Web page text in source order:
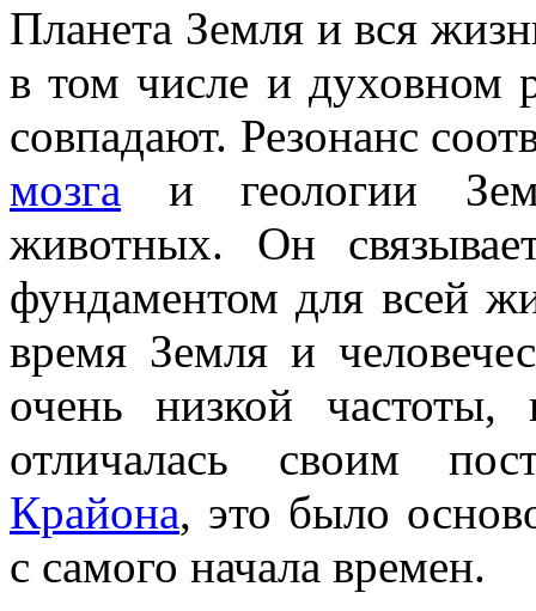
Планета Земля и вся
в том числе и духовном
совпадают. Резонанс
мозга и геологии
животных. Он
фундаментом для всей
время Земля и
очень низкой
отличалась своим
Крайона, это было
с самого начала времен.